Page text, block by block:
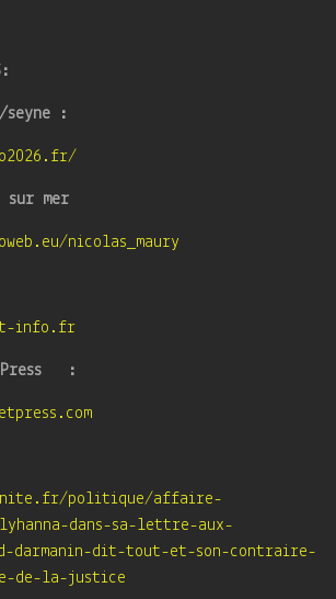
seyne :
sur mer
nicolas_maury
info.fr
:
politique/affaire-
dans-sa-lettre-aux-
darmanin-dit-tout-et-son-contraire-
de-la-justice